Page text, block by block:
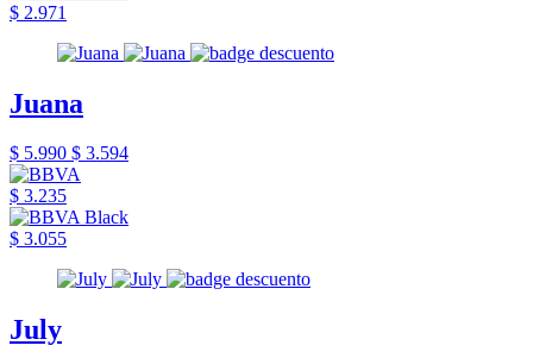
$ 2.971
Juana
$ 5.990 $ 3.594
$ 3.235
$ 3.055
July